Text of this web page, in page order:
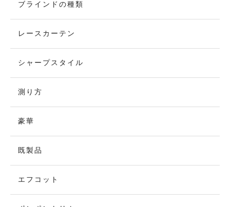
ブラインドの種類
レースカーテン
シャープスタイル
測り方
豪華
既製品
エフコット